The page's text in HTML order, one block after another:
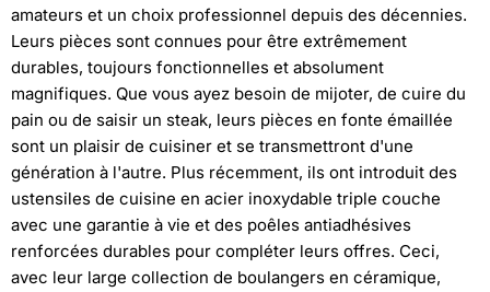
amateurs et un choix professionnel depuis des décennies.
Leurs pièces sont connues pour être extrêmement
durables, toujours fonctionnelles et absolument
magnifiques. Que vous ayez besoin de mijoter, de cuire du
pain ou de saisir un steak, leurs pièces en fonte émaillée
sont un plaisir de cuisiner et se transmettront d'une
génération à l'autre. Plus récemment, ils ont introduit des
ustensiles de cuisine en acier inoxydable triple couche
avec une garantie à vie et des poêles antiadhésives
renforcées durables pour compléter leurs offres. Ceci,
avec leur large collection de boulangers en céramique,